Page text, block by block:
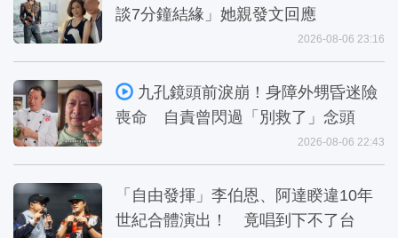
談7分鐘結緣」她親發文回應
2026-08-06 23:16
九孔鏡頭前淚崩！身障外甥昏迷險
喪命 自責曾閃過「別救了」念頭
2026-08-06 22:43
「自由發揮」李伯恩、阿達睽違10年
世紀合體演出！ 竟唱到下不了台